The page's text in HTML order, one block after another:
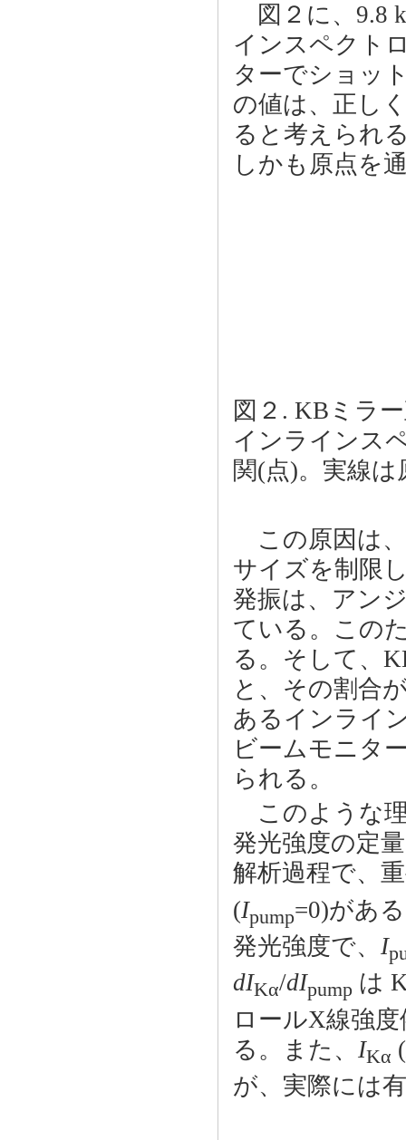
図２に、9.8
インスペクト
ターでショッ
の値は、正し
ると考えられ
しかも原点を
図２. KBミラ
インラインス
関(点)。実線
この原因は
サイズを制限
発振は、アン
ている。この
る。そして、
と、その割合
あるインライ
ビームモニタ
られる。
このような
発光強度の定
解析過程で、
(Ipump=0)があ
発光強度で、 I
dIKα/dIpump は
ロールX線強
る。また、 IKα (
が、実際には